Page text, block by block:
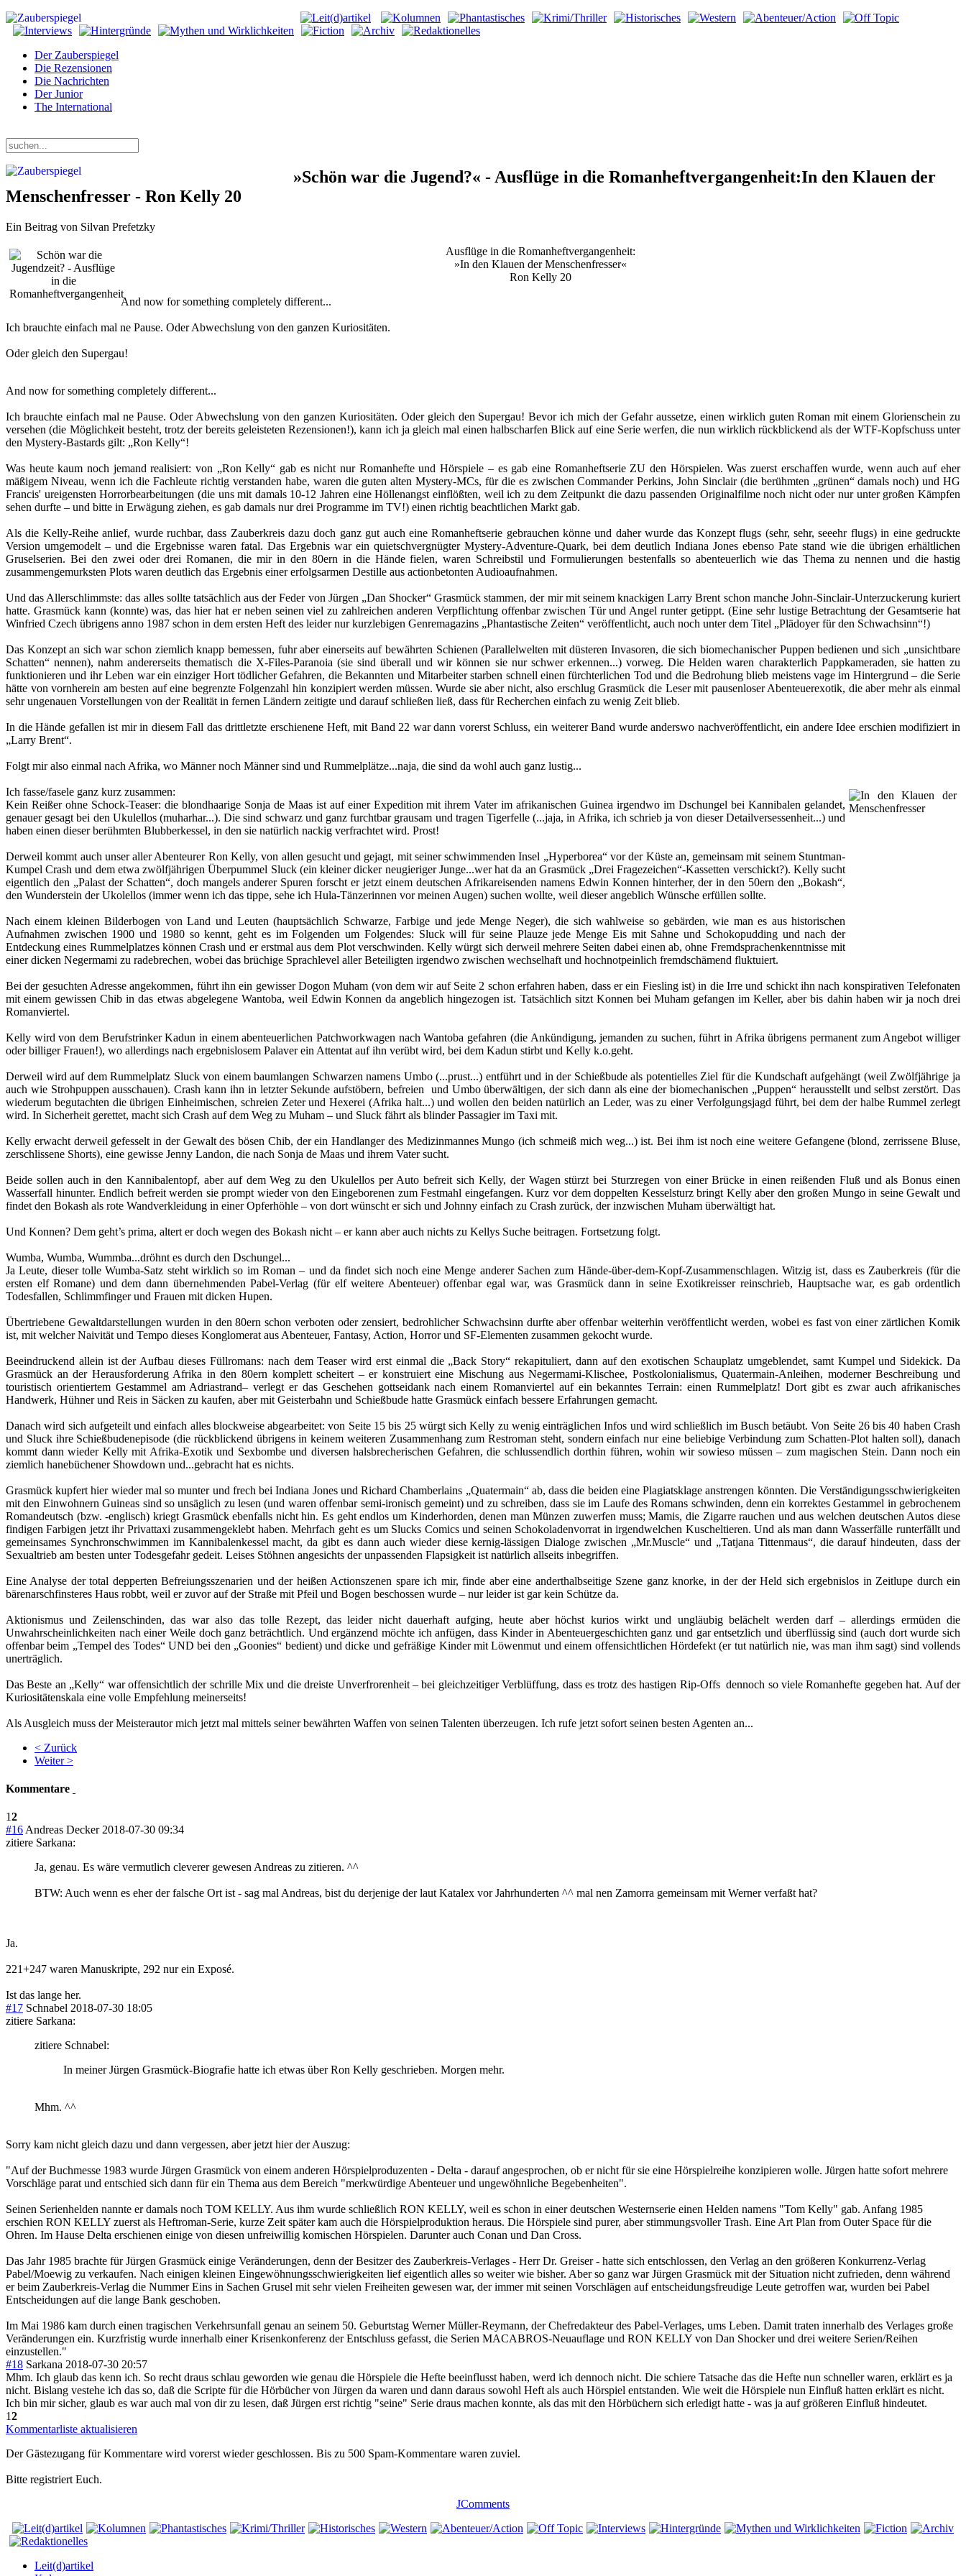
Der Zauberspiegel
Die Rezensionen
Die Nachrichten
Der Junior
The International
»Schön war die Jugend?« - Ausflüge in die Romanheftvergangenheit:In den Klauen der
Menschenfresser - Ron Kelly 20
Ein Beitrag von Silvan Prefetzky
Ausflüge in die Romanheftvergangenheit:
»In den Klauen der Menschenfresser«
Ron Kelly 20
And now for something completely different...
Ich brauchte einfach mal ne Pause. Oder Abwechslung von den ganzen Kuriositäten.
Oder gleich den Supergau!
And now for something completely different...
Ich brauchte einfach mal ne Pause. Oder Abwechslung von den ganzen Kuriositäten. Oder gleich den Supergau! Bevor ich mich der Gefahr aussetze, einen wirklich guten Roman mit einem Glorienschein zu
versehen (die Möglichkeit besteht, trotz der bereits geleisteten Rezensionen!), kann ich ja gleich mal einen halbscharfen Blick auf eine Serie werfen, die nun wirklich rückblickend als der WTF-Kopfschuss unter
den Mystery-Bastards gilt: „Ron Kelly“!
Was heute kaum noch jemand realisiert: von „Ron Kelly“ gab es nicht nur Romanhefte und Hörspiele – es gab eine Romanheftserie ZU den Hörspielen. Was zuerst erschaffen wurde, wenn auch auf eher
mäßigem Niveau, wenn ich die Fachleute richtig verstanden habe, waren die guten alten Mystery-MCs, für die es zwischen Commander Perkins, John Sinclair (die berühmten „grünen“ damals noch) und HG
Francis' ureigensten Horrorbearbeitungen (die uns mit damals 10-12 Jahren eine Höllenangst einflößten, weil ich zu dem Zeitpunkt die dazu passenden Originalfilme noch nicht oder nur unter großen Kämpfen
sehen durfte – und bitte in Erwägung ziehen, es gab damals nur drei Programme im TV!) einen richtig beachtlichen Markt gab.
Als die Kelly-Reihe anlief, wurde ruchbar, dass Zauberkreis dazu doch ganz gut auch eine Romanheftserie gebrauchen könne und daher wurde das Konzept flugs (sehr, sehr, seeehr flugs) in eine gedruckte
Version umgemodelt – und die Ergebnisse waren fatal. Das Ergebnis war ein quietschvergnügter Mystery-Adventure-Quark, bei dem deutlich Indiana Jones ebenso Pate stand wie die übrigen erhältlichen
Gruselserien. Bei den zwei oder drei Romanen, die mir in den 80ern in die Hände fielen, waren Schreibstil und Formulierungen bestenfalls so abenteuerlich wie das Thema zu nennen und die hastig
zusammengemurksten Plots waren deutlich das Ergebnis einer erfolgsarmen Destille aus actionbetonten Audioaufnahmen.
Und das Allerschlimmste: das alles sollte tatsächlich aus der Feder von Jürgen „Dan Shocker“ Grasmück stammen, der mir mit seinem knackigen Larry Brent schon manche John-Sinclair-Unterzuckerung kuriert
hatte. Grasmück kann (konnte) was, das hier hat er neben seinen viel zu zahlreichen anderen Verpflichtung offenbar zwischen Tür und Angel runter getippt. (Eine sehr lustige Betrachtung der Gesamtserie hat
Winfried Czech übrigens anno 1987 schon in dem ersten Heft des leider nur kurzlebigen Genremagazins „Phantastische Zeiten“ veröffentlicht, auch noch unter dem Titel „Plädoyer für den Schwachsinn“!)
Das Konzept an sich war schon ziemlich knapp bemessen, fuhr aber einerseits auf bewährten Schienen (Parallelwelten mit düsteren Invasoren, die sich biomechanischer Puppen bedienen und sich „unsichtbare
Schatten“ nennen), nahm andererseits thematisch die X-Files-Paranoia (sie sind überall und wir können sie nur schwer erkennen...) vorweg. Die Helden waren charakterlich Pappkameraden, sie hatten zu
funktionieren und ihr Leben war ein einziger Hort tödlicher Gefahren, die Bekannten und Mitarbeiter starben schnell einen fürchterlichen Tod und die Bedrohung blieb meistens vage im Hintergrund – die Serie
hätte von vornherein am besten auf eine begrenzte Folgenzahl hin konzipiert werden müssen. Wurde sie aber nicht, also erschlug Grasmück die Leser mit pausenloser Abenteuerexotik, die aber mehr als einmal
sehr ungenauen Vorstellungen von der Realität in fernen Ländern zeitigte und darauf schließen ließ, dass für Recherchen einfach zu wenig Zeit blieb.
In die Hände gefallen ist mir in diesem Fall das drittletzte erschienene Heft, mit Band 22 war dann vorerst Schluss, ein weiterer Band wurde anderswo nachveröffentlicht, ein andere Idee erschien modifiziert in
„Larry Brent“.
Folgt mir also einmal nach Afrika, wo Männer noch Männer sind und Rummelplätze...naja, die sind da wohl auch ganz lustig...
Ich fasse/fasele ganz kurz zusammen:
Kein Reißer ohne Schock-Teaser: die blondhaarige Sonja de Maas ist auf einer Expedition mit ihrem Vater im afrikanischen Guinea irgendwo im Dschungel bei Kannibalen gelandet,
genauer gesagt bei den Ukulellos (muharhar...). Die sind schwarz und ganz furchtbar grausam und tragen Tigerfelle (...jaja, in Afrika, ich schrieb ja von dieser Detailversessenheit...) und
haben einen dieser berühmten Blubberkessel, in den sie natürlich nackig verfrachtet wird. Prost!
Derweil kommt auch unser aller Abenteurer Ron Kelly, von allen gesucht und gejagt, mit seiner schwimmenden Insel „Hyperborea“ vor der Küste an, gemeinsam mit seinem Stuntman-
Kumpel Crash und dem etwa zwölfjährigen Überpummel Sluck (ein kleiner dicker neugieriger Junge...wer hat da an Grasmück „Drei Fragezeichen“-Kassetten verschickt?). Kelly sucht
eigentlich den „Palast der Schatten“, doch mangels anderer Spuren forscht er jetzt einem deutschen Afrikareisenden namens Edwin Konnen hinterher, der in den 50ern den „Bokash“,
den Wunderstein der Ukolellos (immer wenn ich das tippe, sehe ich Hula-Tänzerinnen vor meinen Augen) suchen wollte, weil dieser angeblich Wünsche erfüllen sollte.
Nach einem kleinen Bilderbogen von Land und Leuten (hauptsächlich Schwarze, Farbige und jede Menge Neger), die sich wahlweise so gebärden, wie man es aus historischen
Aufnahmen zwischen 1900 und 1980 so kennt, geht es im Folgenden um Folgendes: Sluck will für seine Plauze jede Menge Eis mit Sahne und Schokopudding und nach der
Entdeckung eines Rummelplatzes können Crash und er erstmal aus dem Plot verschwinden. Kelly würgt sich derweil mehrere Seiten dabei einen ab, ohne Fremdsprachenkenntnisse mit
einer dicken Negermami zu radebrechen, wobei das brüchige Sprachlevel aller Beteiligten irgendwo zwischen wechselhaft und hochnotpeinlich fremdschämend fluktuiert.
Bei der gesuchten Adresse angekommen, führt ihn ein gewisser Dogon Muham (von dem wir auf Seite 2 schon erfahren haben, dass er ein Fiesling ist) in die Irre und schickt ihn nach konspirativen Telefonaten
mit einem gewissen Chib in das etwas abgelegene Wantoba, weil Edwin Konnen da angeblich hingezogen ist. Tatsächlich sitzt Konnen bei Muham gefangen im Keller, aber bis dahin haben wir ja noch drei
Romanviertel.
Kelly wird von dem Berufstrinker Kadun in einem abenteuerlichen Patchworkwagen nach Wantoba gefahren (die Ankündigung, jemanden zu suchen, führt in Afrika übrigens permanent zum Angebot williger
oder billiger Frauen!), wo allerdings nach ergebnislosem Palaver ein Attentat auf ihn verübt wird, bei dem Kadun stirbt und Kelly k.o.geht.
Derweil wird auf dem Rummelplatz Sluck von einem baumlangen Schwarzen namens Umbo (...prust...) entführt und in der Schießbude als potentielles Ziel für die Kundschaft aufgehängt (weil Zwölfjährige ja
auch wie Strohpuppen ausschauen). Crash kann ihn in letzter Sekunde aufstöbern, befreien und Umbo überwältigen, der sich dann als eine der biomechanischen „Puppen“ herausstellt und selbst zerstört. Das
wiederum begutachten die übrigen Einheimischen, schreien Zeter und Hexerei (Afrika halt...) und wollen den beiden natürlich an Leder, was zu einer Verfolgungsjagd führt, bei dem der halbe Rummel zerlegt
wird. In Sicherheit gerettet, macht sich Crash auf dem Weg zu Muham – und Sluck fährt als blinder Passagier im Taxi mit.
Kelly erwacht derweil gefesselt in der Gewalt des bösen Chib, der ein Handlanger des Medizinmannes Mungo (ich schmeiß mich weg...) ist. Bei ihm ist noch eine weitere Gefangene (blond, zerrissene Bluse,
zerschlissene Shorts), eine gewisse Jenny Landon, die nach Sonja de Maas und ihrem Vater sucht.
Beide sollen auch in den Kannibalentopf, aber auf dem Weg zu den Ukulellos per Auto befreit sich Kelly, der Wagen stürzt bei Sturzregen von einer Brücke in einen reißenden Fluß und als Bonus einen
Wasserfall hinunter. Endlich befreit werden sie prompt wieder von den Eingeborenen zum Festmahl eingefangen. Kurz vor dem doppelten Kesselsturz bringt Kelly aber den großen Mungo in seine Gewalt und
findet den Bokash als rote Wandverkleidung in einer Opferhöhle – von dort wünscht er sich und Johnny einfach zu Crash zurück, der inzwischen Muham überwältigt hat.
Und Konnen? Dem geht’s prima, altert er doch wegen des Bokash nicht – er kann aber auch nichts zu Kellys Suche beitragen. Fortsetzung folgt.
Wumba, Wumba, Wummba...dröhnt es durch den Dschungel...
Ja Leute, dieser tolle Wumba-Satz steht wirklich so im Roman – und da findet sich noch eine Menge anderer Sachen zum Hände-über-dem-Kopf-Zusammenschlagen. Witzig ist, dass es Zauberkreis (für die
ersten elf Romane) und dem dann übernehmenden Pabel-Verlag (für elf weitere Abenteuer) offenbar egal war, was Grasmück dann in seine Exotikreisser reinschrieb, Hauptsache war, es gab ordentlich
Todesfallen, Schlimmfinger und Frauen mit dicken Hupen.
Übertriebene Gewaltdarstellungen wurden in den 80ern schon verboten oder zensiert, bedrohlicher Schwachsinn durfte aber offenbar weiterhin veröffentlicht werden, wobei es fast von einer zärtlichen Komik
ist, mit welcher Naivität und Tempo dieses Konglomerat aus Abenteuer, Fantasy, Action, Horror und SF-Elementen zusammen gekocht wurde.
Beeindruckend allein ist der Aufbau dieses Füllromans: nach dem Teaser wird erst einmal die „Back Story“ rekapituliert, dann auf den exotischen Schauplatz umgeblendet, samt Kumpel und Sidekick. Da
Grasmück an der Herausforderung Afrika in den 80ern komplett scheitert – er konstruiert eine Mischung aus Negermami-Klischee, Postkolonialismus, Quatermain-Anleihen, moderner Beschreibung und
touristisch orientiertem Gestammel am Adriastrand– verlegt er das Geschehen gottseidank nach einem Romanviertel auf ein bekanntes Terrain: einen Rummelplatz! Dort gibt es zwar auch afrikanisches
Handwerk, Hühner und Reis in Säcken zu kaufen, aber mit Geisterbahn und Schießbude hatte Grasmück einfach bessere Erfahrungen gemacht.
Danach wird sich aufgeteilt und einfach alles blockweise abgearbeitet: von Seite 15 bis 25 würgt sich Kelly zu wenig einträglichen Infos und wird schließlich im Busch betäubt. Von Seite 26 bis 40 haben Crash
und Sluck ihre Schießbudenepisode (die rückblickend übrigens in keinem weiteren Zusammenhang zum Restroman steht, sondern einfach nur eine beliebige Verbindung zum Schatten-Plot halten soll), danach
kommt dann wieder Kelly mit Afrika-Exotik und Sexbombe und diversen halsbrecherischen Gefahren, die schlussendlich dorthin führen, wohin wir sowieso müssen – zum magischen Stein. Dann noch ein
ziemlich hanebüchener Showdown und...gebracht hat es nichts.
Grasmück kupfert hier wieder mal so munter und frech bei Indiana Jones und Richard Chamberlains „Quatermain“ ab, dass die beiden eine Plagiatsklage anstrengen könnten. Die Verständigungsschwierigkeiten
mit den Einwohnern Guineas sind so unsäglich zu lesen (und waren offenbar semi-ironisch gemeint) und zu schreiben, dass sie im Laufe des Romans schwinden, denn ein korrektes Gestammel in gebrochenem
Romandeutsch (bzw. -englisch) kriegt Grasmück ebenfalls nicht hin. Es geht endlos um Kinderhorden, denen man Münzen zuwerfen muss; Mamis, die Zigarre rauchen und aus welchen deutschen Autos diese
findigen Farbigen jetzt ihr Privattaxi zusammengeklebt haben. Mehrfach geht es um Slucks Comics und seinen Schokoladenvorrat in irgendwelchen Kuscheltieren. Und als man dann Wasserfälle runterfällt und
gemeinsames Synchronschwimmen im Kannibalenkessel macht, da gibt es dann auch wieder diese kernig-lässigen Dialoge zwischen „Mr.Muscle“ und „Tatjana Tittenmaus“, die darauf hindeuten, dass der
Sexualtrieb am besten unter Todesgefahr gedeit. Leises Stöhnen angesichts der unpassenden Flapsigkeit ist natürlich allseits inbegriffen.
Eine Analyse der total depperten Befreiungsszenarien und der heißen Actionszenen spare ich mir, finde aber eine anderthalbseitige Szene ganz knorke, in der der Held sich ergebnislos in Zeitlupe durch ein
bärenarschfinsteres Haus robbt, weil er zuvor auf der Straße mit Pfeil und Bogen beschossen wurde – nur leider ist gar kein Schütze da.
Aktionismus und Zeilenschinden, das war also das tolle Rezept, das leider nicht dauerhaft aufging, heute aber höchst kurios wirkt und ungläubig belächelt werden darf – allerdings ermüden die
Unwahrscheinlichkeiten nach einer Weile doch ganz beträchtlich. Und ergänzend möchte ich anfügen, dass Kinder in Abenteuergeschichten ganz und gar entsetzlich und überflüssig sind (auch dort wurde sich
offenbar beim „Tempel des Todes“ UND bei den „Goonies“ bedient) und dicke und gefräßige Kinder mit Löwenmut und einem offensichtlichen Hördefekt (er tut natürlich nie, was man ihm sagt) sind vollends
unerträglich.
Das Beste an „Kelly“ war offensichtlich der schrille Mix und die dreiste Unverfrorenheit – bei gleichzeitiger Verblüffung, dass es trotz des hastigen Rip-Offs dennoch so viele Romanhefte gegeben hat. Auf der
Kuriositätenskala eine volle Empfehlung meinerseits!
Als Ausgleich muss der Meisterautor mich jetzt mal mittels seiner bewährten Waffen von seinen Talenten überzeugen. Ich rufe jetzt sofort seinen besten Agenten an...
< Zurück
Weiter >
Kommentare
12
#16 Andreas Decker 2018-07-30 09:34
zitiere Sarkana:
Ja, genau. Es wäre vermutlich cleverer gewesen Andreas zu zitieren. ^^
BTW: Auch wenn es eher der falsche Ort ist - sag mal Andreas, bist du derjenige der laut Katalex vor Jahrhunderten ^^ mal nen Zamorra gemeinsam mit Werner verfaßt hat?
Ja.
221+247 waren Manuskripte, 292 nur ein Exposé.
Ist das lange her.
#17 Schnabel 2018-07-30 18:05
zitiere Sarkana:
zitiere Schnabel:
In meiner Jürgen Grasmück-Biografie hatte ich etwas über Ron Kelly geschrieben. Morgen mehr.
Mhm. ^^
Sorry kam nicht gleich dazu und dann vergessen, aber jetzt hier der Auszug:
"Auf der Buchmesse 1983 wurde Jürgen Grasmück von einem anderen Hörspielproduzenten - Delta - darauf angesprochen, ob er nicht für sie eine Hörspielreihe konzipieren wolle. Jürgen hatte sofort mehrere
Vorschläge parat und entschied sich dann für ein Thema aus dem Bereich "merkwürdige Abenteuer und ungewöhnliche Begebenheiten".
Seinen Serienhelden nannte er damals noch TOM KELLY. Aus ihm wurde schließlich RON KELLY, weil es schon in einer deutschen Westernserie einen Helden namens "Tom Kelly" gab. Anfang 1985
erschien RON KELLY zuerst als Heftroman-Serie, kurze Zeit später kam auch die Hörspielproduktion heraus. Die Hörspiele sind purer, aber stimmungsvoller Trash. Eine Art Plan from Outer Space für die
Ohren. Im Hause Delta erschienen einige von diesen unfreiwillig komischen Hörspielen. Darunter auch Conan und Dan Cross.
Das Jahr 1985 brachte für Jürgen Grasmück einige Veränderungen, denn der Besitzer des Zauberkreis-Verlages - Herr Dr. Greiser - hatte sich entschlossen, den Verlag an den größeren Konkurrenz-Verlag
Pabel/Moewig zu verkaufen. Nach einigen kleinen Eingewöhnungsschwierigkeiten lief eigentlich alles so weiter wie bisher. Aber so ganz war Jürgen Grasmück mit der Situation nicht zufrieden, denn während
er beim Zauberkreis-Verlag die Nummer Eins in Sachen Grusel mit sehr vielen Freiheiten gewesen war, der immer mit seinen Vorschlägen auf entscheidungsfreudige Leute getroffen war, wurden bei Pabel
Entscheidungen auf die lange Bank geschoben.
Im Mai 1986 kam durch einen tragischen Verkehrsunfall genau an seinem 50. Geburtstag Werner Müller-Reymann, der Chefredakteur des Pabel-Verlages, ums Leben. Damit traten innerhalb des Verlages große
Veränderungen ein. Kurzfristig wurde innerhalb einer Krisenkonferenz der Entschluss gefasst, die Serien MACABROS-Neuauflage und RON KELLY von Dan Shocker und drei weitere Serien/Reihen
einzustellen."
#18 Sarkana 2018-07-30 20:57
Mhm. Ich glaub das kenn ich. So recht draus schlau geworden wie genau die Hörspiele die Hefte beeinflusst haben, werd ich dennoch nicht. Die schiere Tatsache das die Hefte nun schneller waren, erklärt es ja
nicht. Bislang vestehe ich das so, daß die Scripte für die Hörbücher von Jürgen da waren und dann daraus sowohl Heft als auch Hörspiel entstanden. Wie weit die Hörspiele nun Einfluß hatten erklärt es nicht.
Ich bin mir sicher, glaub es war auch mal von dir zu lesen, daß Jürgen erst richtig "seine" Serie draus machen konnte, als das mit den Hörbüchern sich erledigt hatte - was ja auf größeren Einfluß hindeutet.
12
Kommentarliste aktualisieren
Der Gästezugang für Kommentare wird vorerst wieder geschlossen. Bis zu 500 Spam-Kommentare waren zuviel.
Bitte registriert Euch.
JComments
Leit(d)artikel